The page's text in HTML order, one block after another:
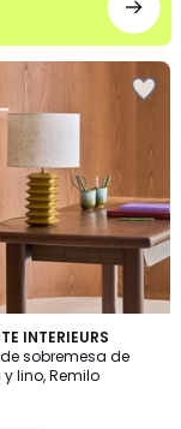
INTERIEURS
sobremesa de
lino, Remilo